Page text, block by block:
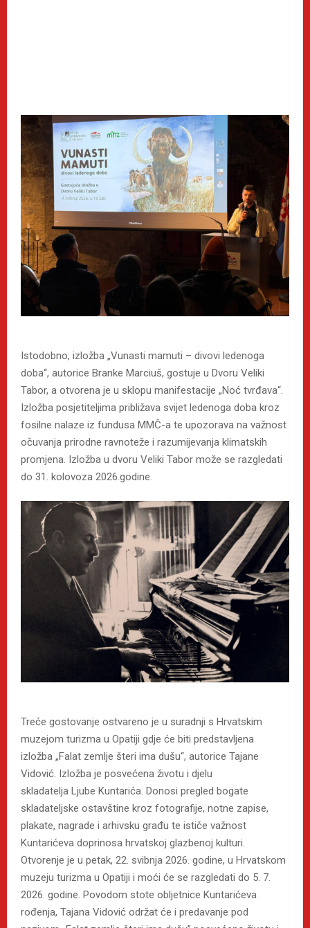
Istodobno, izložba „Vunasti mamuti – divovi ledenoga
doba“, autorice Branke Marciuš, gostuje u Dvoru Veliki
Tabor, a otvorena je u sklopu manifestacije „Noć tvrđava“.
Izložba posjetiteljima približava svijet ledenoga doba kroz
fosilne nalaze iz fundusa MMČ-a te upozorava na važnost
očuvanja prirodne ravnoteže i razumijevanja klimatskih
promjena. Izložba u dvoru Veliki Tabor može se razgledati
do 31. kolovoza 2026.godine.
Treće gostovanje ostvareno je u suradnji s Hrvatskim
muzejom turizma u Opatiji gdje će biti predstavljena
izložba „Falat zemlje šteri ima dušu“, autorice Tajane
Vidović. Izložba je posvećena životu i djelu
skladatelja Ljube Kuntarića. Donosi pregled bogate
skladateljske ostavštine kroz fotografije, notne zapise,
plakate, nagrade i arhivsku građu te ističe važnost
Kuntarićeva doprinosa hrvatskoj glazbenoj kulturi.
Otvorenje je u petak, 22. svibnja 2026. godine, u Hrvatskom
muzeju turizma u Opatiji i moći će se razgledati do 5. 7.
2026. godine. Povodom stote obljetnice Kuntarićeva
rođenja, Tajana Vidović održat će i predavanje pod